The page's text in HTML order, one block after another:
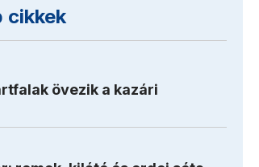
cikkek
övezik a kazári